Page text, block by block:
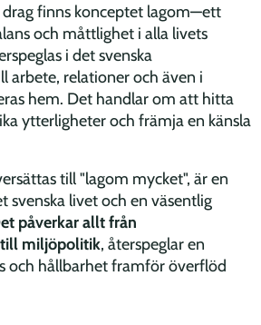
drag finns konceptet lagom—ett
och måttlighet i alla livets
i det svenska
arbete, relationer och även i
hem. Det handlar om att hitta
ytterligheter och främja en känsla
till "lagom mycket", är en
svenska livet och en väsentlig
påverkar allt från
miljöpolitik, återspeglar en
och hållbarhet framför överflöd